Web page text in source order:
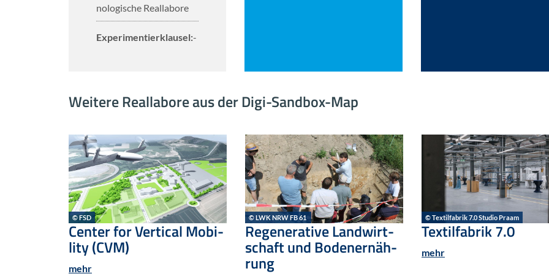
no­lo­gi­sche Re­al­la­bo­re
Ex­pe­ri­men­tier­klau­sel:-
Wei­te­re Re­al­la­bo­re aus der Digi-​Sandbox-Map
© FSD
Cen­ter for Ver­ti­cal Mo­bi­
li­ty (CVM)
mehr
© LWK NRW FB 61
Re­ge­ne­ra­ti­ve Land­wirt­
schaft und Bo­den­er­näh­
rung
© Tex­til­fa­brik 7.0 Stu­dio Praam
Tex­til­fa­brik 7.0
mehr